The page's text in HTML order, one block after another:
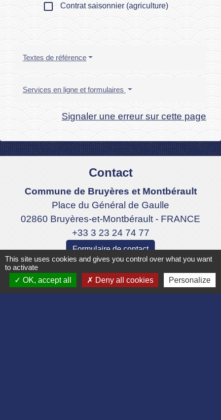
check_box_outline_blank Contrat saisonnier (agriculture)
Textes de référence
Services en ligne et formulaires
Signaler une erreur sur cette page
Contact
Commune de Bruyères et Montbérault
Place du Général de Gaulle
02860 Bruyères-et-Montbérault - FRANCE
+33 3 23 24 74 77
Formulaire de contact
This site uses cookies and gives you control over what you want
to activate
OK, accept all
Deny all cookies Personalize